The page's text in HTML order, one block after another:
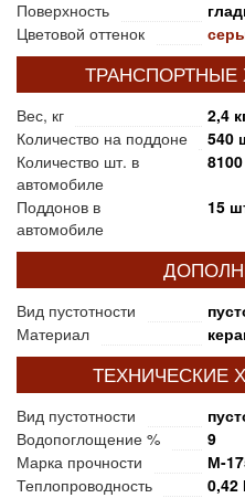
Поверхность
Цветовой оттенок
ТРАНСПОРТНЫЕ
Вес, кг
2,4
Количество на поддоне
540
Количество шт. в
автомобиле
Поддонов в
автомобиле
15
Вид пустотности
Материал
ТЕХНИЧЕСКИЕ
Вид пустотности
Водопоглощение %
9
Марка прочности
М-
Теплопроводность
0,42